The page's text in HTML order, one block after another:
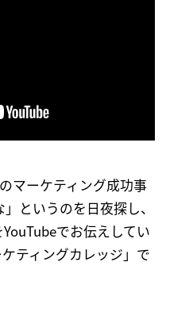
マーケティング成功事
というのを日夜探し、
でお伝えしてい
ティングカレッジ」で